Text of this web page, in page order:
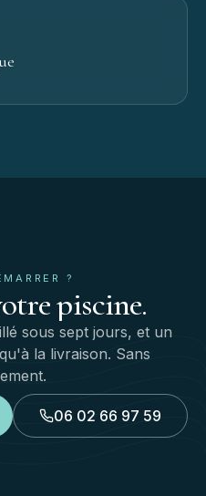
?
piscine.
sous sept jours, et un
la livraison. Sans
06 02 66 97 59